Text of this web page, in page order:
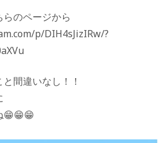
のページから
p/DIH4sJizIRw/?
間違いなし！！
😁😁😁